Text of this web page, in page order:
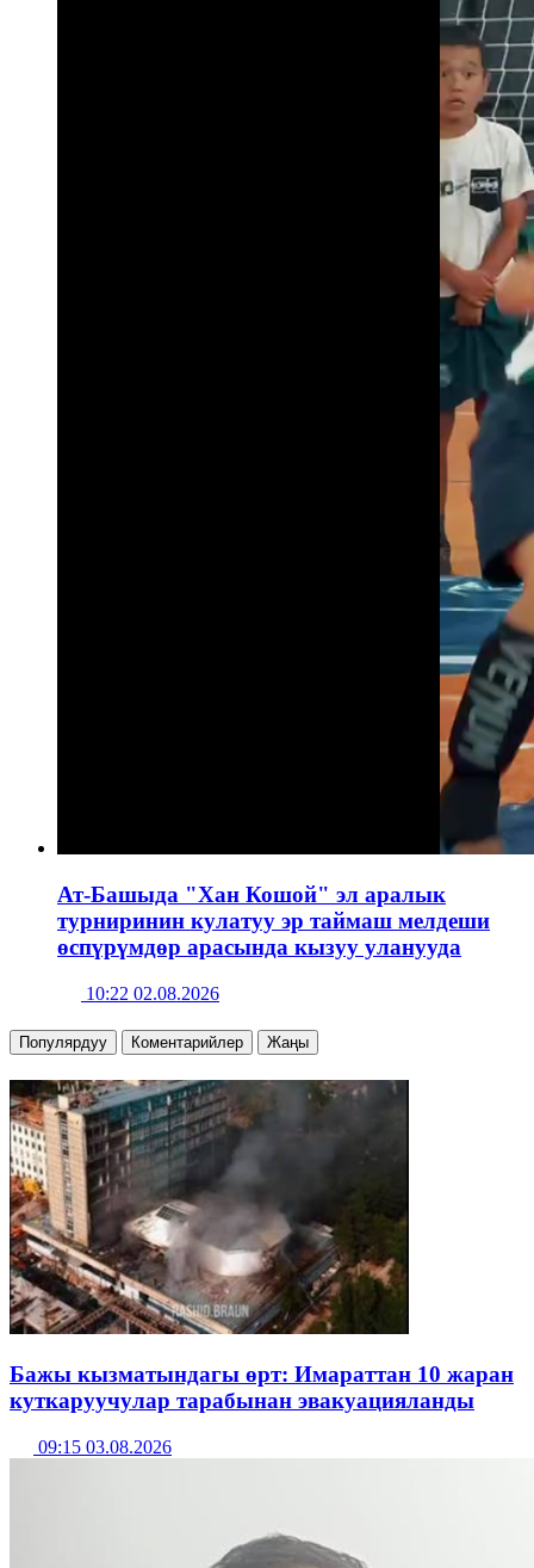
Ат-Башыда "Хан Кошой" эл аралык
турниринин кулатуу эр таймаш мелдеши
өспүрүмдөр арасында кызуу уланууда
10:22 02.08.2026
Популярдуу Коментарийлер Жаңы
Бажы кызматындагы өрт: Имараттан 10 жаран
куткаруучулар тарабынан эвакуацияланды
09:15 03.08.2026